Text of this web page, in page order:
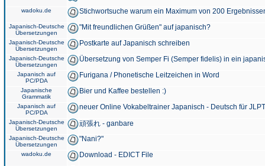
wadoku.de Stichwortsuche warum ein Maximum von 200
Japanisch-Deutsche
Übersetzungen
"Mit freundlichen Grüßen" auf japanisch?
Japanisch-Deutsche
Übersetzungen
Postkarte auf Japanisch schreiben
Japanisch-Deutsche
Übersetzungen
Übersetzung von Semper Fi (Semper fidelis) in ein
Japanisch auf
PC/PDA
Furigana / Phonetische Leitzeichen in Word
Japanische
Grammatik
Bier und Kaffee bestellen :)
Japanisch auf
PC/PDA
neuer Online Vokabeltrainer Japanisch - Deutsch für
Japanisch-Deutsche
Übersetzungen
頑張れ - ganbare
Japanisch-Deutsche
Übersetzungen
"Nani?"
wadoku.de Download - EDICT File